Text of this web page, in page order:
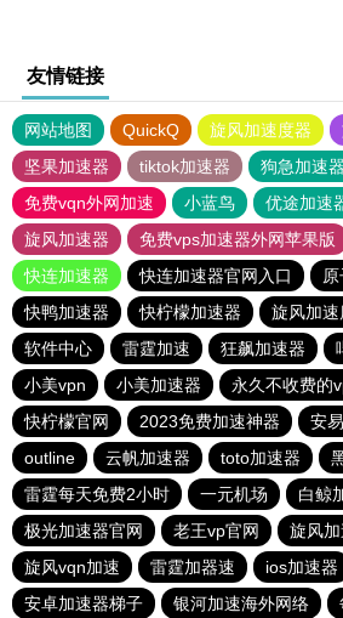
友情链接
网站地图 QuickQ 旋风加速度器
坚果加速器
tiktok加速器
狗急加速
免费vqn外网加速
小蓝鸟 优途加速
旋风加速器
免费vps加速器外网苹果版
快连加速器
快连加速器官网入口
快鸭加速器
快柠檬加速器 旋风加速
软件中心
雷霆加速 狂飙加速器
小美vpn
小美加速器
永久不收费的
快柠檬官网
2023免费加速神器 安
outline
云帆加速器 toto加速器
雷霆每天免费2小时
一元机场
白鲸
极光加速器官网
老王vp官网
旋风
旋风vqn加速
雷霆加器速 ios加速器
安卓加速器梯子
银河加速海外网络